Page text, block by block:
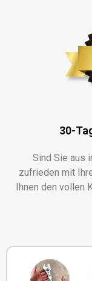
30-
Sind Sie aus
zufrieden mit
Ihnen den vollen